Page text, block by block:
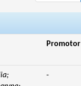
Promotor
-